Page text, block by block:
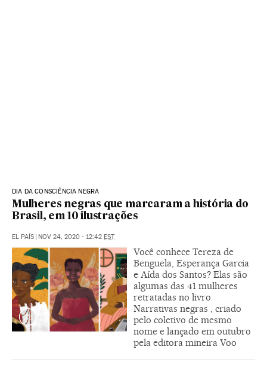
DIA DA CONSCIÊNCIA NEGRA
Mulheres negras que marcaram a história do
Brasil, em 10 ilustrações
EL PAÍS NOV 24, 2020 - 12:42 EST
Você conhece Tereza de
Benguela, Esperança Garcia
e Aída dos Santos? Elas são
algumas das 41 mulheres
retratadas no livro
Narrativas negras , criado
pelo coletivo de mesmo
nome e lançado em outubro
pela editora mineira Voo